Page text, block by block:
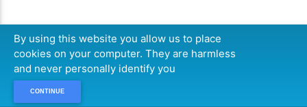
By using this website you allow us to place
cookies on your computer. They are harmless
and never personally identify you
CONTINUE